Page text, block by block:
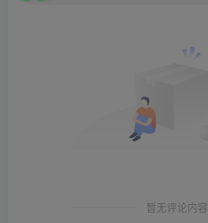
暂无评论内容